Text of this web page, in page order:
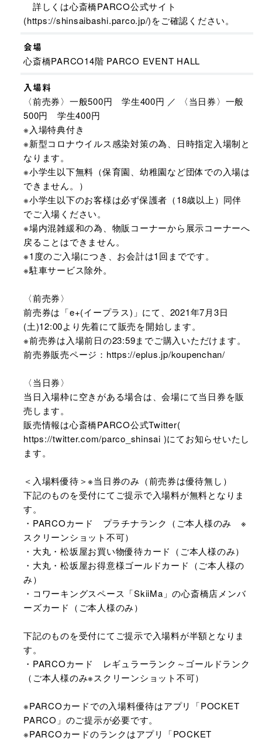
詳しくは心斎橋PARCO公式サイト
(https://shinsaibashi.parco.jp/)をご確認ください。
会場
心斎橋PARCO14階 PARCO EVENT HALL
入場料
〈前売券〉一般500円 学生400円 ／ 〈当日券〉一般
500円 学生400円
※入場特典付き
※新型コロナウイルス感染対策の為、日時指定入場制と
なります。
※小学生以下無料（保育園、幼稚園など団体での入場は
できません。）
※小学生以下のお客様は必ず保護者（18歳以上）同伴
でご入場ください。
※場内混雑緩和の為、物販コーナーから展示コーナーへ
戻ることはできません。
※1度のご入場につき、お会計は1回までです。
※駐車サービス除外。
〈前売券〉
前売券は「e+(イープラス)」にて、2021年7月3日
(土)12:00より先着にて販売を開始します。
※前売券は入場前日の23:59までご購入いただけます。
前売券販売ページ：https://eplus.jp/koupenchan/
〈当日券〉
当日入場枠に空きがある場合は、会場にて当日券を販
売します。
販売情報は心斎橋PARCO公式Twitter(
https://twitter.com/parco_shinsai )にてお知らせいたし
ます。
＜入場料優待＞※当日券のみ（前売券は優待無し）
下記のものを受付にてご提示で入場料が無料となりま
す。
・PARCOカード プラチナランク（ご本人様のみ ※
スクリーンショット不可）
・大丸・松坂屋お買い物優待カード（ご本人様のみ）
・大丸・松坂屋お得意様ゴールドカード（ご本人様の
み）
・コワーキングスペース「SkiiMa」の心斎橋店メンバ
ーズカード（ご本人様のみ）
下記のものを受付にてご提示で入場料が半額となりま
す。
・PARCOカード レギュラーランク～ゴールドランク
（ご本人様のみ※スクリーンショット不可）
※PARCOカードでの入場料優待はアプリ「POCKET
PARCO」のご提示が必要です。
※PARCOカードのランクはアプリ「POCKET